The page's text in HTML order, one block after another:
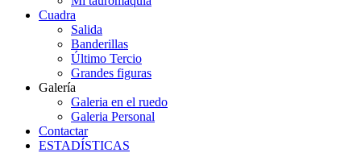
Cuadra
Salida
Banderillas
Último Tercio
Grandes figuras
Galería
Galeria en el ruedo
Galeria Personal
Contactar
ESTADÍSTICAS